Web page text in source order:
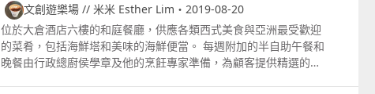
u.html 更多自助餐攻略：澳門最全自助餐攻略，必食人氣推薦！
文創遊樂場 // 米米 Esther Lim・2019-08-20
位於大倉酒店六樓的和庭餐廳，供應各類西式美食與亞洲最受歡迎
的菜肴，包括海鮮塔和美味的海鮮便當。 每週附加的半自助午餐和
晚餐由行政總廚侯學章及他的烹飪專家準備，為顧客提供精選的主